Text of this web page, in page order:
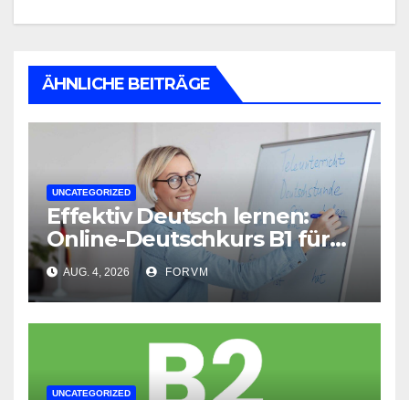
ÄHNLICHE BEITRÄGE
UNCATEGORIZED
Effektiv Deutsch lernen:
Online-Deutschkurs B1 für
flexible Lernerfolge
AUG. 4, 2026 FORVM
UNCATEGORIZED